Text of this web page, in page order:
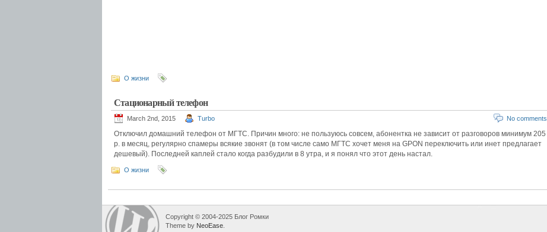
О жизни
Стационарный телефон
March 2nd, 2015 Turbo No comments
Отключил домашний телефон от МГТС. Причин много: не пользуюсь совсем, абонентка не зависит от разговоров минимум 205
р. в месяц, регулярно спамеры всякие звонят (в том числе само МГТС хочет меня на GPON переключить или инет предлагает
дешевый). Последней каплей стало когда разбудили в 8 утра, и я понял что этот день настал.
О жизни
Copyright © 2004-2025 Блог Ромки
Theme by NeoEase